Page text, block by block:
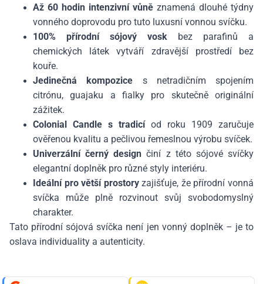
Až 60 hodin intenzivní vůně znamená dlouhé týdny
vonného doprovodu pro tuto luxusní vonnou svíčku.
100% přírodní sójový vosk bez parafinů a
chemických látek vytváří zdravější prostředí bez
kouře.
Jedinečná kompozice s netradičním spojením
citrónu, guajaku a fialky pro skutečně originální
zážitek.
Colonial Candle s tradicíod roku 1909 zaručuje
ověřenou kvalitu a pečlivou řemeslnou výrobu svíček.
Univerzální černý design činí z této sójové svíčky
elegantní doplněk pro různé styly interiéru.
Ideální pro větší prostoryzajišťuje, že přírodní vonná
svíčka může plně rozvinout svůj svobodomyslný
charakter.
Tato přírodní sójová svíčka není jen vonný doplněk – je to
oslava individuality a autenticity.